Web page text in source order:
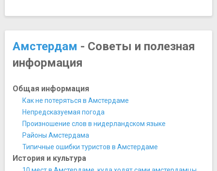
Музей Ван Лун
Музей движения Сопротивления
Музей дома на канале Грахтенхейс
Музей курительных трубок в Амстердаме
Музей мадам Тюссо
Музей марихуаны и конопли
Музей пива Heineken Experience
Музей секса
Музей сумок
Музей сыра
Музей тропиков
Амстердам - Советы и полезная
информация
Общая информация
Как не потеряться в Амстердаме
Непредсказуемая погода
Произношение слов в нидерландском языке
Районы Амстердама
Типичные ошибки туристов в Амстердаме
История и культура